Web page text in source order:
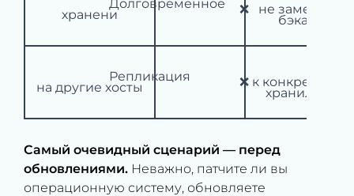
хранени
			 ❌
не заменяют
бэкапы
на другие хосты
			 ❌
к конкретному
хранилищу
Самый очевидный сценарий — перед
обновлениями. Неважно, патчите ли вы
операционную систему, обновляете